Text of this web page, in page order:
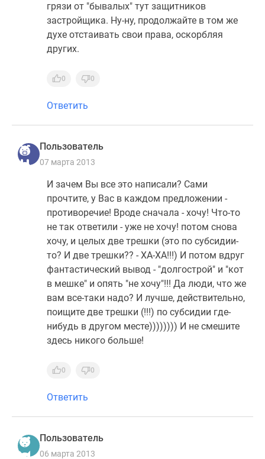
грязи от "бывалых" тут защитников
застройщика. Ну-ну, продолжайте в том же
духе отстаивать свои права, оскорбляя
других.
0 0
Ответить
Пользователь
07 марта 2013
И зачем Вы все это написали? Сами
прочтите, у Вас в каждом предложении -
противоречие! Вроде сначала - хочу! Что-то
не так ответили - уже не хочу! потом снова
хочу, и целых две трешки (это по субсидии-
то? И две трешки?? - ХА-ХА!!!) И потом вдруг
фантастический вывод - "долгострой" и "кот
в мешке" и опять "не хочу"!!! Да люди, что же
вам все-таки надо? И лучше, действительно,
поищите две трешки (!!!) по субсидии где-
нибудь в другом месте)))))))) И не смешите
здесь никого больше!
0 0
Ответить
Пользователь
06 марта 2013